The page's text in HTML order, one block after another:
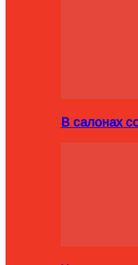
В салонах